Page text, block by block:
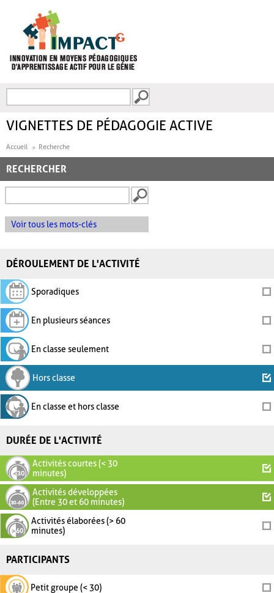
FORMULAIRE DE
VIGNETTES DE PÉDAGOGIE ACTIVE
Accueil Recherche
RECHERCHER
Voir tous les mots-clés
DÉROULEMENT DE L'ACTIVITÉ
Sporadiques
En plusieurs séances
En classe seulement
Hors classe
En classe et hors classe
DURÉE DE L'ACTIVITÉ
Activités courtes (< 30
minutes)
Activités développées
(Entre 30 et 60 minutes)
Activités élaborées (> 60
minutes)
PARTICIPANTS
Petit groupe (< 30)